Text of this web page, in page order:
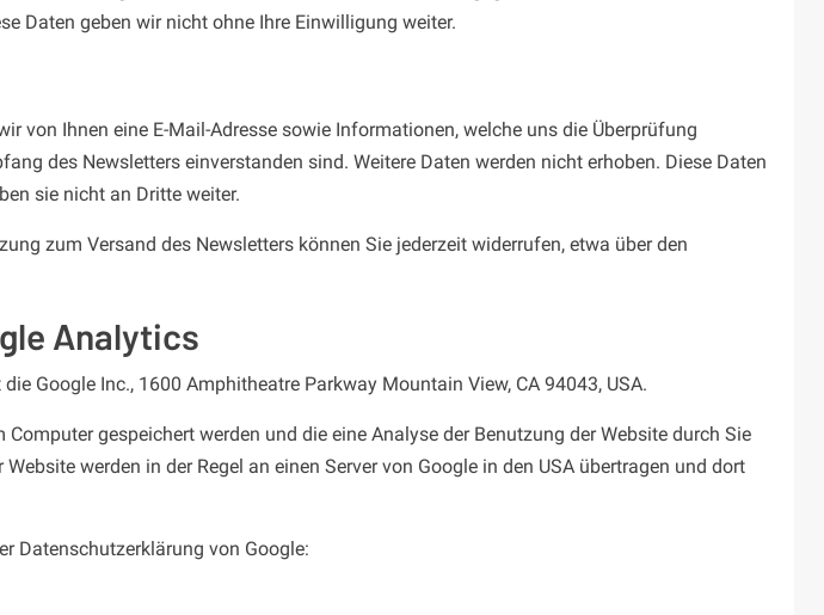
Daten geben wir nicht ohne Ihre Einwilligung weiter.
von Ihnen eine E-Mail-Adresse sowie Informationen, welche uns die Überprüfung
des Newsletters einverstanden sind. Weitere Daten werden nicht erhoben. Diese Daten
sie nicht an Dritte weiter.
zum Versand des Newsletters können Sie jederzeit widerrufen, etwa über den
Analytics
Google Inc., 1600 Amphitheatre Parkway Mountain View, CA 94043, USA.
gespeichert werden und die eine Analyse der Benutzung der Website durch Sie
werden in der Regel an einen Server von Google in den USA übertragen und dort
Datenschutzerklärung von Google: